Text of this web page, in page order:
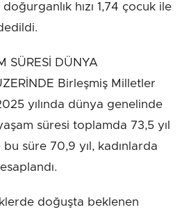
hızı 1,74 çocuk ile
SÜRESİ DÜNYA
Birleşmiş Milletler
yılında dünya genelinde
süresi toplamda 73,5 yıl
süre 70,9 yıl, kadınlarda
doğuşta beklenen